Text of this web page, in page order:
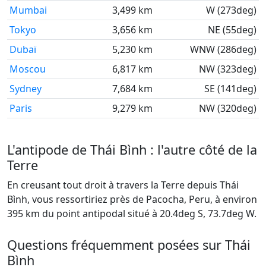
Mumbai 3,499 km
W (273deg)
Tokyo
3,656 km
NE (55deg)
Dubaï
5,230 km
WNW (286deg)
Moscou
6,817 km
NW (323deg)
Sydney
7,684 km
SE (141deg)
Paris
9,279 km NW (320deg)
L'antipode de Thái Bình : l'autre côté de la
Terre
En creusant tout droit à travers la Terre depuis Thái
Bình, vous ressortiriez près de Pacocha, Peru, à environ
395 km du point antipodal situé à 20.4deg S, 73.7deg W.
Questions fréquemment posées sur Thái
Bình